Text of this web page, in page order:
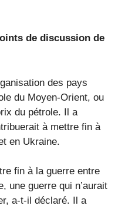
de discussion de
des pays
du Moyen-Orient, ou
du pétrole. Il a
à mettre fin à
en Ukraine.
fin à la guerre entre
une guerre qui n’aurait
a-t-il déclaré. Il a